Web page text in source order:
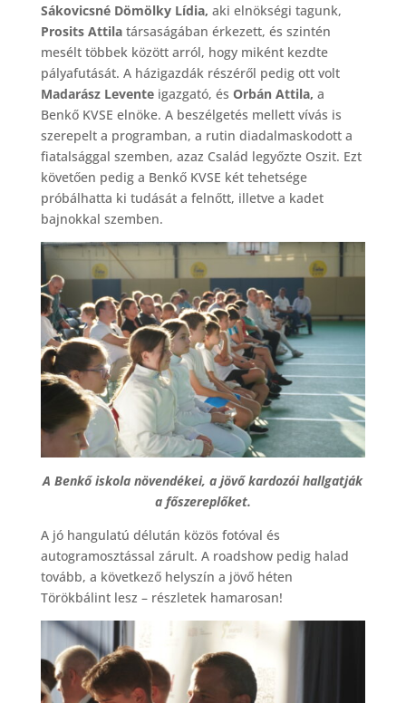
Sákovicsné Dömölky Lídia, aki elnökségi tagunk,
Prosits Attila társaságában érkezett, és szintén
mesélt többek között arról, hogy miként kezdte
pályafutását. A házigazdák részéről pedig ott volt
Madarász Leventeigazgató, és Orbán Attila, a
Benkő KVSE elnöke. A beszélgetés mellett vívás is
szerepelt a programban, a rutin diadalmaskodott a
fiatalsággal szemben, azaz Család legyőzte Oszit. Ezt
követően pedig a Benkő KVSE két tehetsége
próbálhatta ki tudását a felnőtt, illetve a kadet
bajnokkal szemben.
A Benkő iskola növendékei, a jövő kardozói hallgatják
a főszereplőket.
A jó hangulatú délután közös fotóval és
autogramosztással zárult. A roadshow pedig halad
tovább, a következő helyszín a jövő héten
Törökbálint lesz – részletek hamarosan!